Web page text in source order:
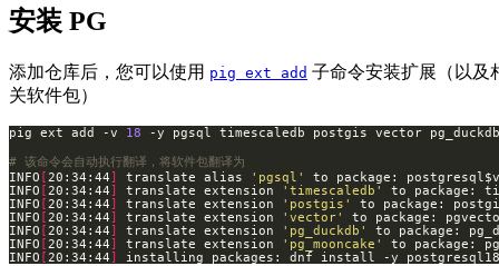
安装 PG
添加仓库后，您可以使用 pig ext add 子命令安装扩展（以及
关软件包）
pig ext add -v 18 -y pgsql timescaledb postgis vector pg_duckdb
# 该命令会自动执行翻译，将软件包翻译为
INFO [20:34:44] translate alias
'pgsql'
INFO [20:34:44] translate extension
'timescaledb'
INFO [20:34:44] translate extension
'postgis'
INFO [20:34:44] translate extension
'vector'
INFO [20:34:44] translate extension
'pg_duckdb'
INFO [20:34:44] translate extension
'pg_mooncake'
INFO [20:34:44] installing packages: dnf install -y postgresql18